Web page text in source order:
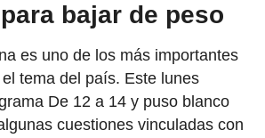
bajar de peso
es uno de los más importantes
tema del país. Este lunes
De 12 a 14 y puso blanco
cuestiones vinculadas con